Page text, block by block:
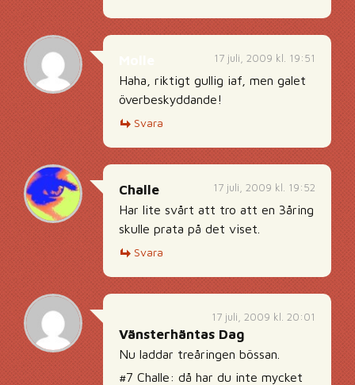
17 juli, 2009 kl. 19:51
Haha, riktigt gullig iaf, men galet
överbeskyddande!
Svara
17 juli, 2009 kl. 19:52
Challe
Har lite svårt att tro att en 3åring
skulle prata på det viset.
Svara
17 juli, 2009 kl. 20:01
Vänsterhäntas Dag
Nu laddar treåringen bössan.
#7 Challe: då har du inte mycket